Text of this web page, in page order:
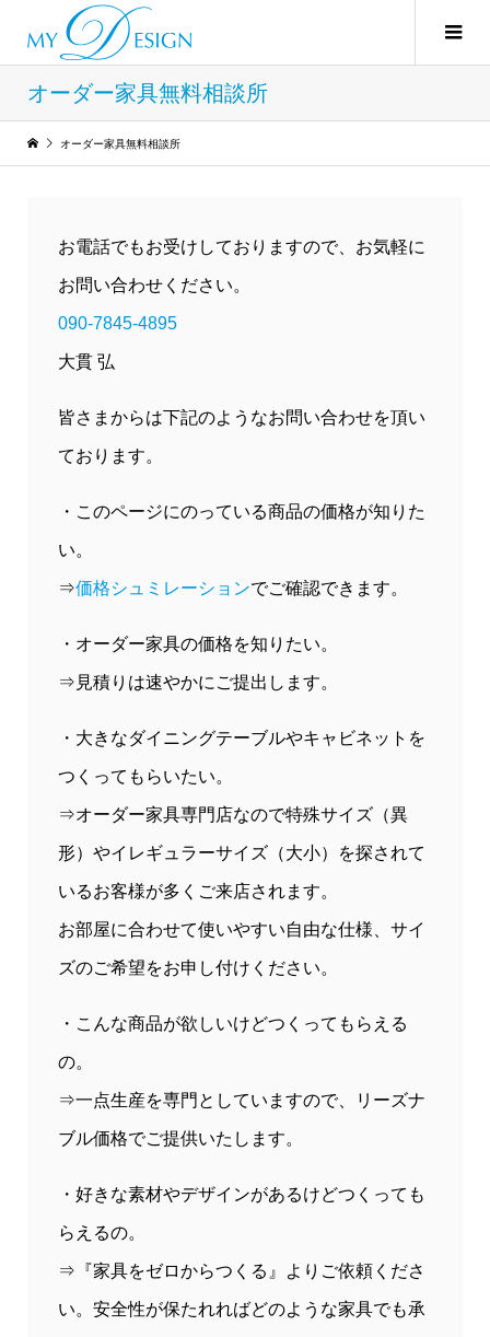
オーダー家具無料相談所
オーダー家具無料相談所
お電話でもお受けしておりますので、お気軽に
お問い合わせください。
090-7845-4895
大貫 弘
皆さまからは下記のようなお問い合わせを頂い
ております。
・このページにのっている商品の価格が知りた
い。
⇒価格シュミレーションでご確認できます。
・オーダー家具の価格を知りたい。
⇒見積りは速やかにご提出します。
・大きなダイニングテーブルやキャビネットを
つくってもらいたい。
⇒オーダー家具専門店なので特殊サイズ（異
形）やイレギュラーサイズ（大小）を探されて
いるお客様が多くご来店されます。
お部屋に合わせて使いやすい自由な仕様、サイ
ズのご希望をお申し付けください。
・こんな商品が欲しいけどつくってもらえる
の。
⇒一点生産を専門としていますので、リーズナ
ブル価格でご提供いたします。
・好きな素材やデザインがあるけどつくっても
らえるの。
⇒『家具をゼロからつくる』よりご依頼くださ
い。安全性が保たれればどのような家具でも承